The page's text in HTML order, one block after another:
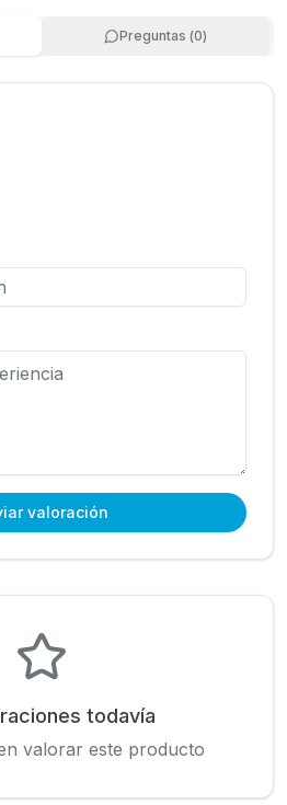
Preguntas (0)
valoración
todavía
valorar este producto